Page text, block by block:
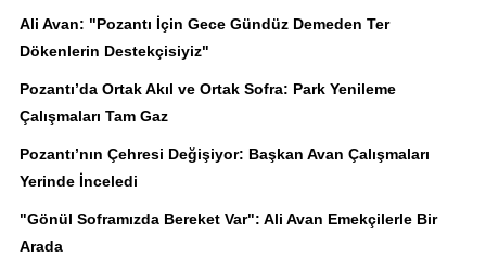
Ali Avan: "Pozantı İçin Gece Gündüz Demeden Ter
Dökenlerin Destekçisiyiz"
Pozantı’da Ortak Akıl ve Ortak Sofra: Park Yenileme
Çalışmaları Tam Gaz
Pozantı’nın Çehresi Değişiyor: Başkan Avan Çalışmaları
Yerinde İnceledi
"Gönül Soframızda Bereket Var": Ali Avan Emekçilerle Bir
Arada